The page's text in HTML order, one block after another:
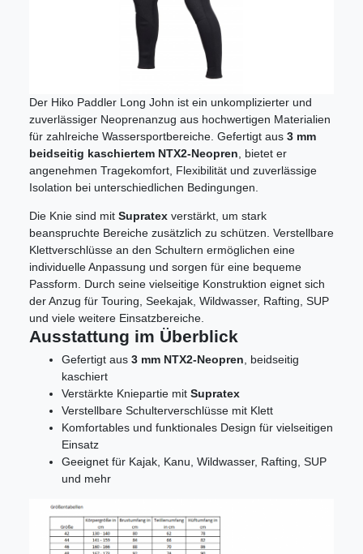
Der Hiko Paddler Long John ist ein unkomplizierter und
zuverlässiger Neoprenanzug aus hochwertigen Materialien
für zahlreiche Wassersportbereiche. Gefertigt aus 3 mm
beidseitig kaschiertem NTX2-Neopren, bietet er
angenehmen Tragekomfort, Flexibilität und zuverlässige
Isolation bei unterschiedlichen Bedingungen.
Die Knie sind mit Supratex verstärkt, um stark
beanspruchte Bereiche zusätzlich zu schützen. Verstellbare
Klettverschlüsse an den Schultern ermöglichen eine
individuelle Anpassung und sorgen für eine bequeme
Passform. Durch seine vielseitige Konstruktion eignet sich
der Anzug für Touring, Seekajak, Wildwasser, Rafting, SUP
und viele weitere Einsatzbereiche.
Ausstattung im Überblick
Gefertigt aus 3 mm NTX2-Neopren, beidseitig
kaschiert
Verstärkte Kniepartie mit Supratex
Verstellbare Schulterverschlüsse mit Klett
Komfortables und funktionales Design für vielseitigen
Einsatz
Geeignet für Kajak, Kanu, Wildwasser, Rafting, SUP
und mehr